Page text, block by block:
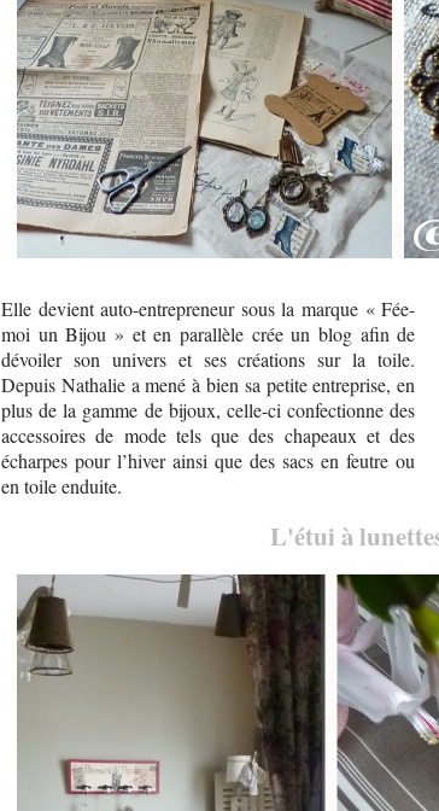
Elle devient auto-entrepreneur sous la marque « Fée-
moi un Bijou » et en parallèle crée un blog afin de
dévoiler son univers et ses créations sur la toile.
Depuis Nathalie a mené à bien sa petite entreprise, en
plus de la gamme de bijoux, celle-ci confectionne des
accessoires de mode tels que des chapeaux et des
écharpes pour l’hiver ainsi que des sacs en feutre ou
en toile enduite.
L'étui à